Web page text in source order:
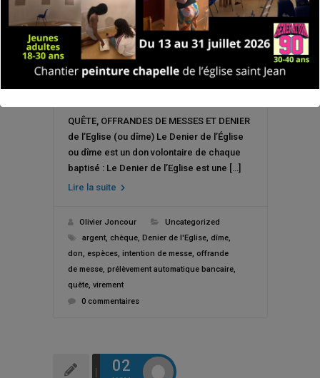
QUÊTE, OFFRANDES DE MESSES ET DENIER
de l’Eglise (ou dîme) Le Denier de l’Église
ou dîme est un don volontaire de chaque
baptisé : Le Denier de l’Eglise est une […]
Lire la suite
Olivier Joncour
Uncategorized
argent, chèque, Denier de l'Eglise, dîme,
don
espèces, intention de messe, offrande
de messe, prélèvement automatique bancaire,
quête, virement
0 commentaires
02